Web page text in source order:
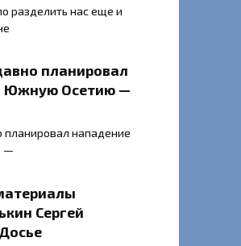
разделить нас еще и
планировал
Южную Осетию —
нападение
—
Сергей